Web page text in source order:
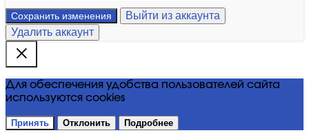
Сохранить изменения
Выйти из аккаунта
Удалить аккаунт
Для обеспечения удобства пользователей сайта
используются cookies
Принять Отклонить Подробнее